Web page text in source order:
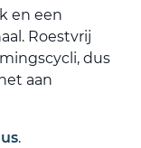
en een
Roestvrij
dus
aan
.